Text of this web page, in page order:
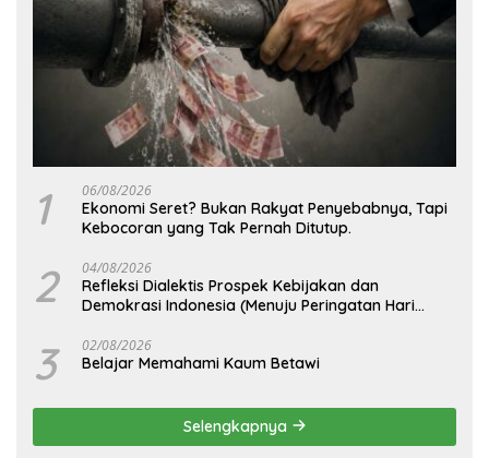
1 06/08/2026
Ekonomi Seret? Bukan Rakyat Penyebabnya, Tapi
Kebocoran yang Tak Pernah Ditutup.
2 04/08/2026
Refleksi Dialektis Prospek Kebijakan dan
Demokrasi Indonesia (Menuju Peringatan Hari
3 02/08/2026
Belajar Memahami Kaum Betawi
Selengkapnya